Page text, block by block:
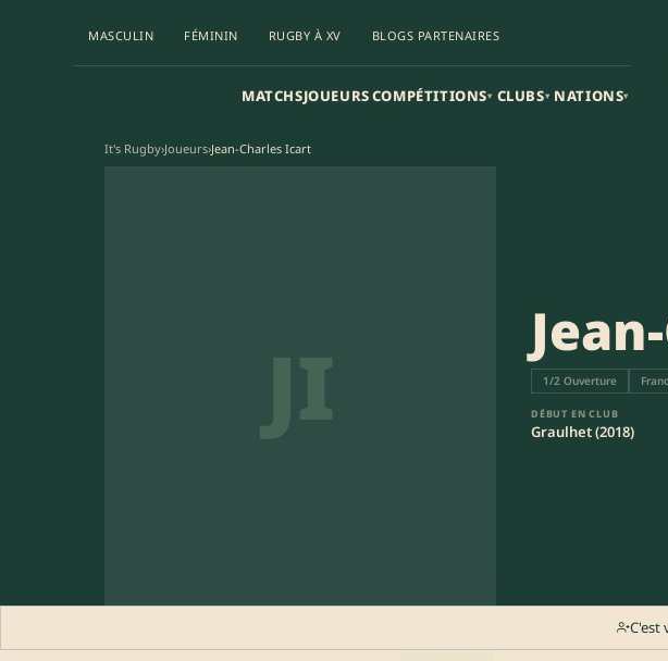
MASCULIN FÉMININ RUGBY À XV BLOGS PARTENAIRES
MATCHSJOUEURSCOMPÉTITIONS▾ CLUBS▾ NATIONS▾
It's Rugby›Joueurs›Jean-Charles Icart
JI 1/2 Ouverture
DÉBUT EN CLUB
Graulhet (2018)
C'est